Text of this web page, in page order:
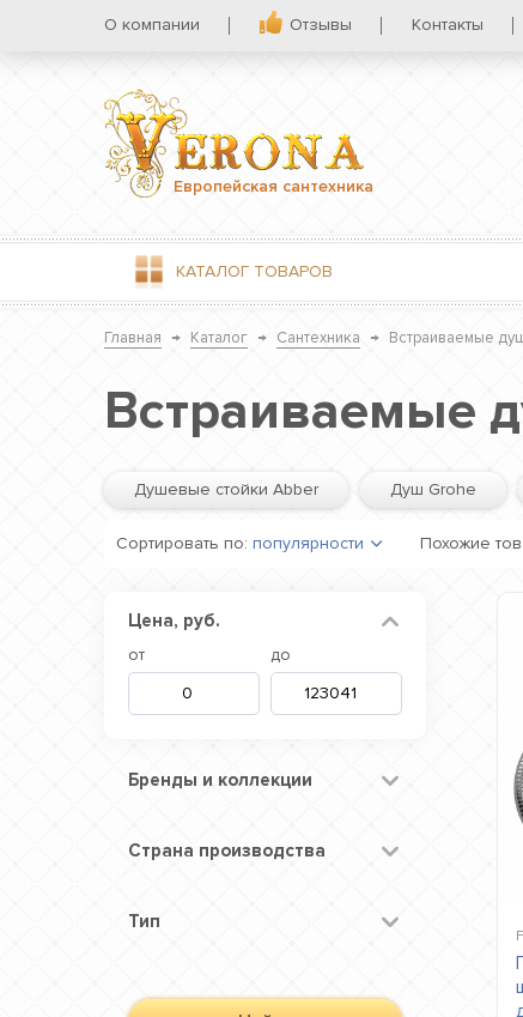
О компании Отзывы Контакты
Европейская сантехника
КАТАЛОГ ТОВАРОВ
Главная → Каталог → Сантехника → Встраиваемые
Встраиваемые
Душевые стойки Abber Душ Grohe
Сортировать по: популярности Похожие
Цена, руб.
от до
Бренды и коллекции
Страна производства
Тип